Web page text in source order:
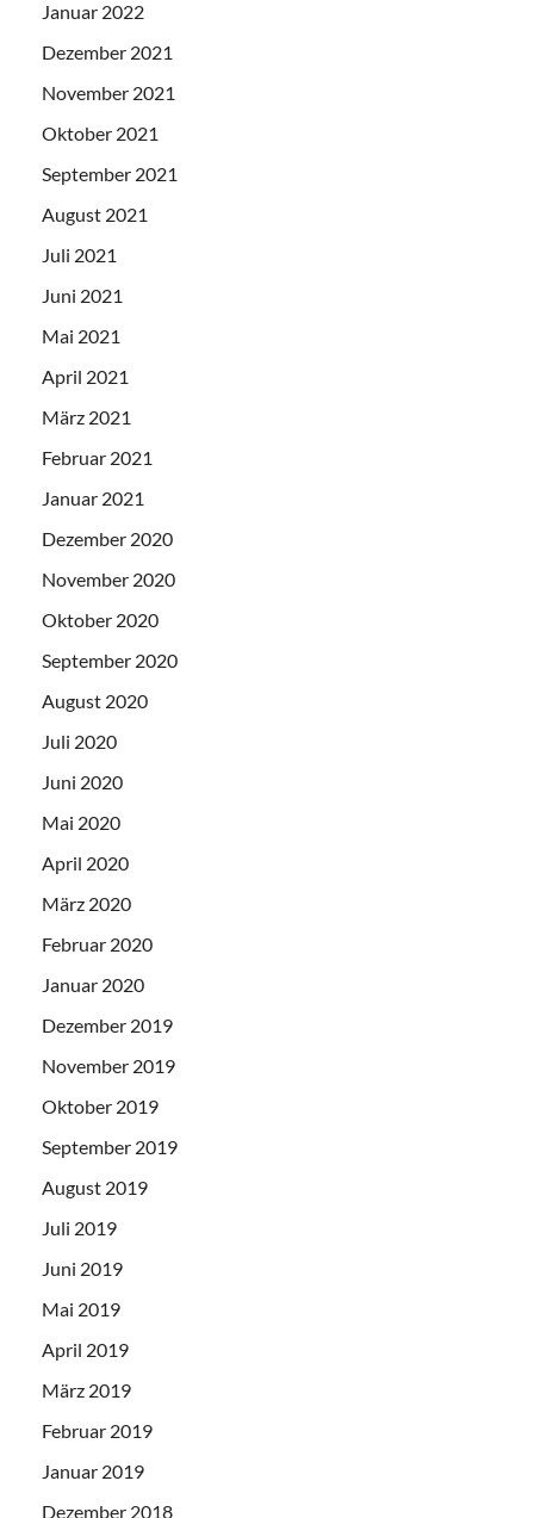
Januar 2022
Dezember 2021
November 2021
Oktober 2021
September 2021
August 2021
Juli 2021
Juni 2021
Mai 2021
April 2021
März 2021
Februar 2021
Januar 2021
Dezember 2020
November 2020
Oktober 2020
September 2020
August 2020
Juli 2020
Juni 2020
Mai 2020
April 2020
März 2020
Februar 2020
Januar 2020
Dezember 2019
November 2019
Oktober 2019
September 2019
August 2019
Juli 2019
Juni 2019
Mai 2019
April 2019
März 2019
Februar 2019
Januar 2019
Dezember 2018